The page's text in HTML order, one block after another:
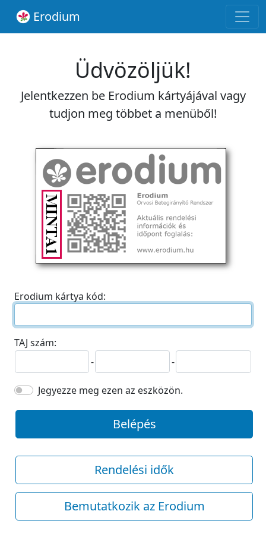
Erodium
Üdvözöljük!
Jelentkezzen be Erodium kártyájával vagy
tudjon meg többet a menüből!
Erodium kártya kód:
TAJ szám:
-
-
Jegyezze meg ezen az eszközön.
Belépés
Rendelési idők
Bemutatkozik az Erodium